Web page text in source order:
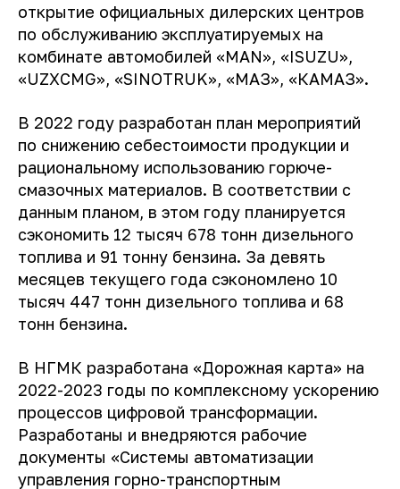
открытие официальных дилерских центров
по обслуживанию эксплуатируемых на
комбинате автомобилей «MAN», «ISUZU»,
«UZXCMG», «SINOTRUK», «МАЗ», «КАМАЗ».
В 2022 году разработан план мероприятий
по снижению себестоимости продукции и
рациональному использованию горюче-
смазочных материалов. В соответствии с
данным планом, в этом году планируется
сэкономить 12 тысяч 678 тонн дизельного
топлива и 91 тонну бензина. За девять
месяцев текущего года сэкономлено 10
тысяч 447 тонн дизельного топлива и 68
тонн бензина.
В НГМК разработана «Дорожная карта» на
2022-2023 годы по комплексному ускорению
процессов цифровой трансформации.
Разработаны и внедряются рабочие
документы «Системы автоматизации
управления горно-транспортным